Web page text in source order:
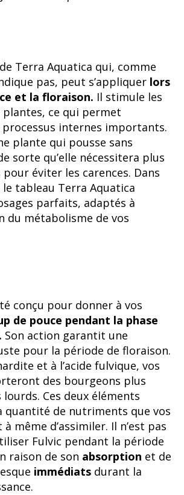
de Terra Aquatica qui, comme
pas, peut s’appliquer lors
et la floraison. Il stimule les
plantes, ce qui permet
processus internes importants.
plante qui pousse sans
sorte qu’elle nécessitera plus
éviter les carences. Dans
tableau Terra Aquatica
parfaits, adaptés à
du métabolisme de vos
conçu pour donner à vos
de pouce pendant la phase
Son action garantit une
pour la période de floraison.
et à l’acide fulvique, vos
des bourgeons plus
Ces deux éléments
quantité de nutriments que vos
même d’assimiler. Il n’est pas
Fulvic pendant la période
raison de son absorption et de
immédiats durant la